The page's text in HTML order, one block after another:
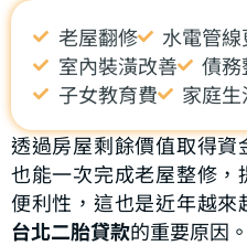
老屋翻修
水電管
室內裝潢改善
債
子女教育費
家庭
透過房屋剩餘價值取得資
也能一次完成老屋整修
便利性，這也是近年越來
台北二胎貸款的重要原因。